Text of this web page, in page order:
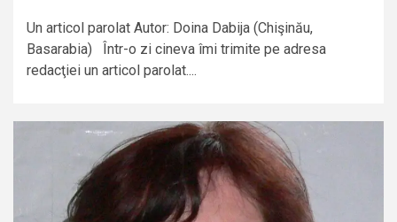
Un articol parolat Autor: Doina Dabija (Chişinău,
Basarabia) Într-o zi cineva îmi trimite pe adresa
redacţiei un articol parolat....